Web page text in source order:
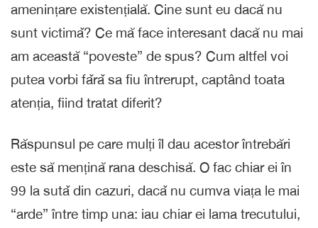
amenințare existențială. Cine sunt eu dacă nu
sunt victimǎ? Ce mă face interesant dacă nu mai
am această “poveste” de spus? Cum altfel voi
putea vorbi fǎrǎ sa fiu întrerupt, captând toata
atenția, fiind tratat diferit?
Răspunsul pe care mulți îl dau acestor întrebări
este să mențină rana deschisă. O fac chiar ei în
99 la sutǎ din cazuri, dacǎ nu cumva viața le mai
“arde” între timp una: iau chiar ei lama trecutului,